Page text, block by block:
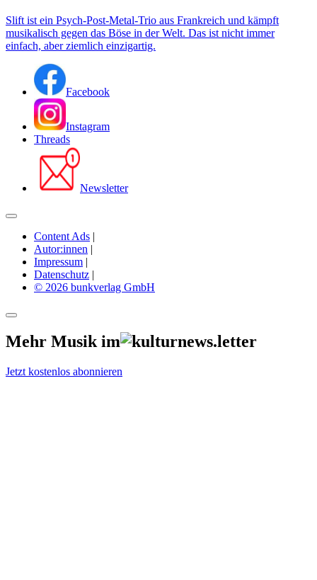
Slift ist ein Psych-Post-Metal-Trio aus Frankreich und kämpft
musikalisch gegen das Böse in der Welt. Das ist nicht immer
einfach, aber ziemlich einzigartig.
Facebook
Instagram
Threads
Newsletter
Content Ads |
Autor:innen |
Impressum |
Datenschutz |
© 2026 bunkverlag GmbH
Mehr Musik im
Jetzt kostenlos abonnieren